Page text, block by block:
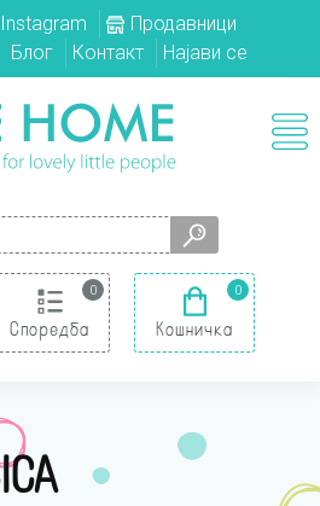
Instagram
Продавници
Блог
Контакт Најави се
0
Споредба
0
Кошничка